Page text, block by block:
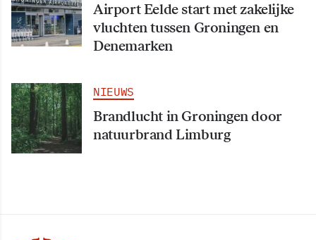
Airport Eelde start met zakelijke
vluchten tussen Groningen en
Denemarken
NIEUWS
Brandlucht in Groningen door
natuurbrand Limburg